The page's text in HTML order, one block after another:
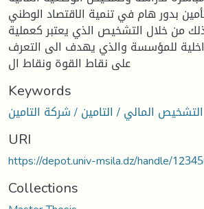
بدور هام في تنمية الاقتصاد الوطني
من خلال التشخيص الذي يعتبر كعملية
للمؤسسة والذي يهدف الى التعرف
على نقاط القوة ونقاط ال
Keywords
التشخيص المالي / التامين / شركة التامين
URI
https://depot.univ-msila.dz/handle/
Collections